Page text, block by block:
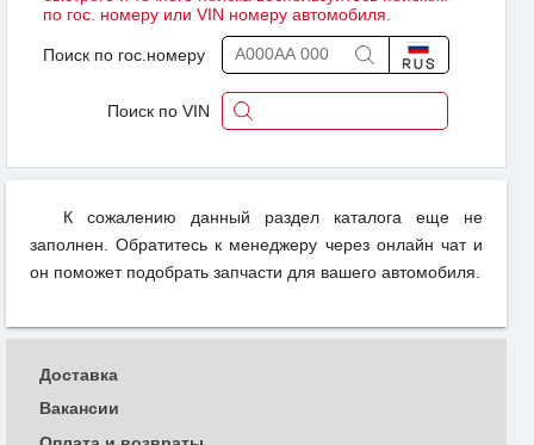
по гос. номеру или VIN номеру автомобиля.
Поиск по гос.номеру
Поиск по VIN
К сожалению данный раздел каталога еще не
заполнен. Обратитесь к менеджеру через онлайн чат и
он поможет подобрать запчасти для вашего автомобиля.
Доставка
Вакансии